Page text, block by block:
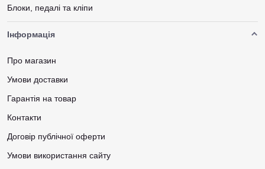
Блоки, педалі та кліпи
Інформація
Про магазин
Умови доставки
Гарантія на товар
Контакти
Договір публічної оферти
Умови використання сайту